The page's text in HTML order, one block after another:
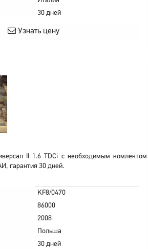
30 дней
Узнать цену
II 1.6 TDCi с необходимым комлектом
гарантия 30 дней.
KF8/0470
86000
2008
Польша
30 дней